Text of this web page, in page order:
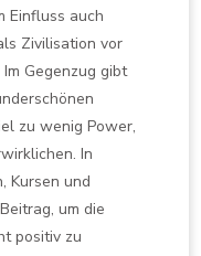
Einfluss auch
Zivilisation vor
Gegenzug gibt
zu wenig Power,
In
Kursen und
um die
positiv zu